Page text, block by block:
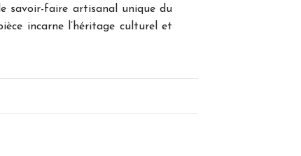
savoir-faire artisanal unique du
incarne l’héritage culturel et